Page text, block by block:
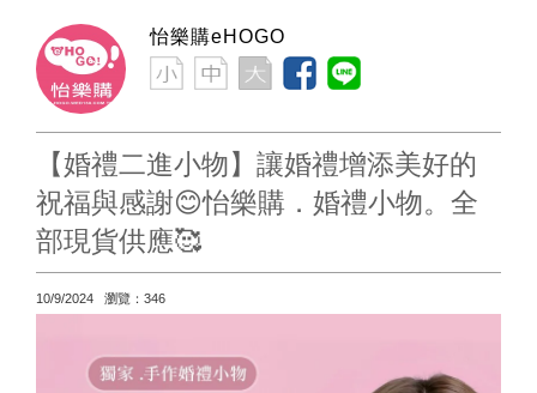
怡樂購eHOGO
【婚禮二進小物】讓婚禮增添美好的
祝福與感謝😊怡樂購．婚禮小物。全
部現貨供應🥰
10/9/2024 瀏覽：346